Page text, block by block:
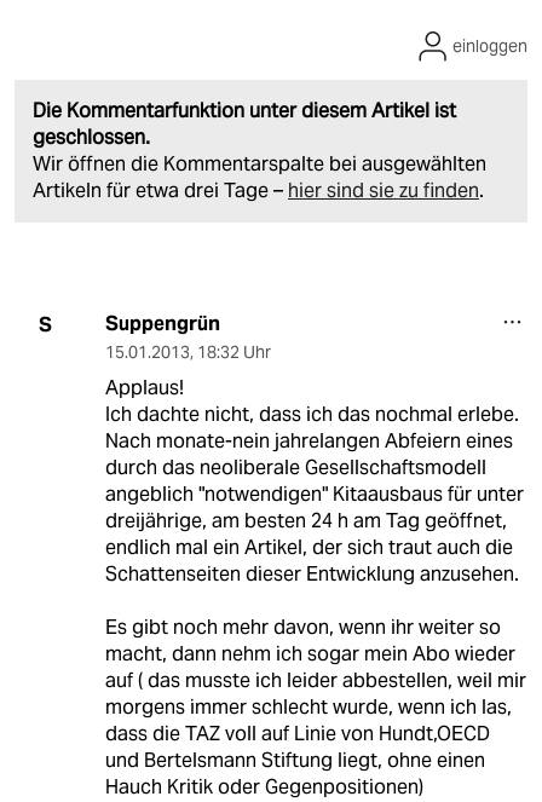
Die Kommentarfunktion unter diesem Artikel ist
geschlossen.
Wir öffnen die Kommentarspalte bei ausgewählten
Artikeln für etwa drei Tage – hier sind sie zu finden.
einloggen
S Suppengrün
15.01.2013, 18:32 Uhr
Applaus!
Ich dachte nicht, dass ich das nochmal erlebe.
Nach monate-nein jahrelangen Abfeiern eines
durch das neoliberale Gesellschaftsmodell
angeblich "notwendigen" Kitaausbaus für unter
dreijährige, am besten 24 h am Tag geöffnet,
endlich mal ein Artikel, der sich traut auch die
Schattenseiten dieser Entwicklung anzusehen.
Es gibt noch mehr davon, wenn ihr weiter so
macht, dann nehm ich sogar mein Abo wieder
auf ( das musste ich leider abbestellen, weil mir
morgens immer schlecht wurde, wenn ich las,
dass die TAZ voll auf Linie von Hundt,OECD
und Bertelsmann Stiftung liegt, ohne einen
Hauch Kritik oder Gegenpositionen)